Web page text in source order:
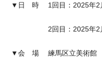
▼日 時 1 回目： 2025年2
2回目： 2025年2
▼会 場 練馬区立美術館